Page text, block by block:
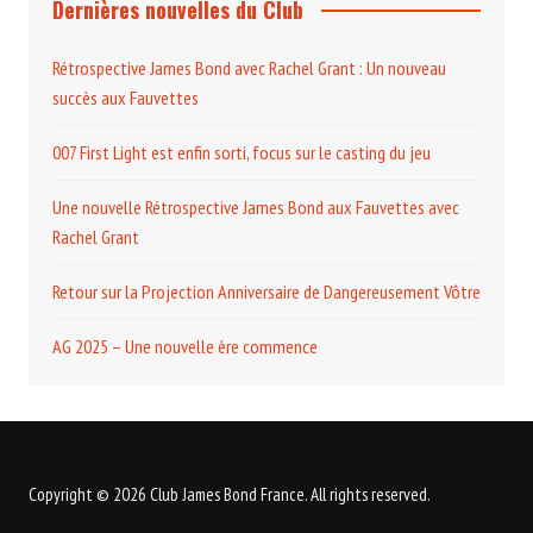
Dernières nouvelles du Club
Rétrospective James Bond avec Rachel Grant : Un nouveau
succès aux Fauvettes
007 First Light est enfin sorti, focus sur le casting du jeu
Une nouvelle Rétrospective James Bond aux Fauvettes avec
Rachel Grant
Retour sur la Projection Anniversaire de Dangereusement Vôtre
AG 2025 – Une nouvelle ère commence
Copyright © 2026 Club James Bond France. All rights reserved.